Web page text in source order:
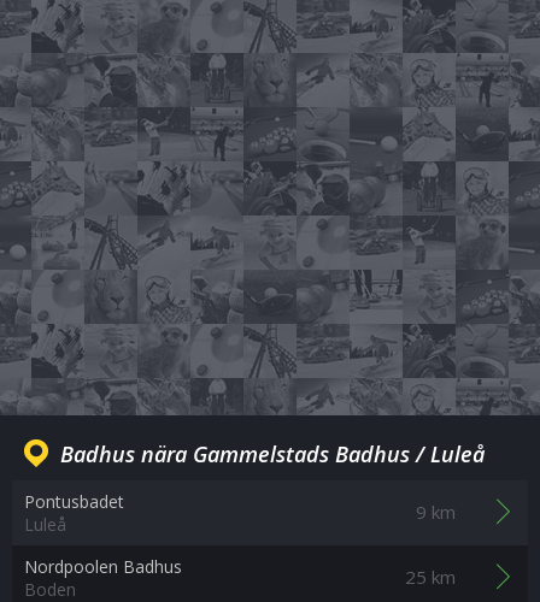
Badhus nära Gammelstads Badhus / Luleå
Pontusbadet
Luleå
9 km
Nordpoolen Badhus
Boden
25 km